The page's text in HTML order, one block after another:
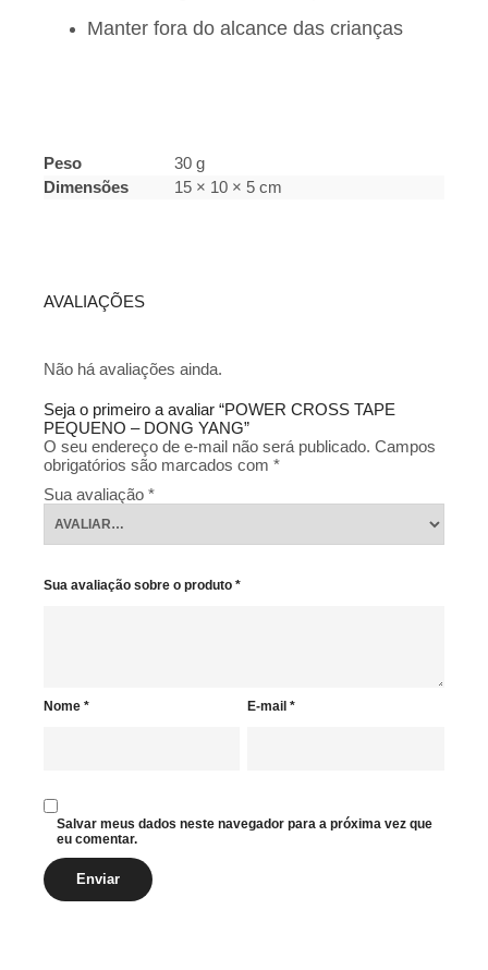
Manter fora do alcance das crianças
Peso
30 g
Dimensões
15 × 10 × 5 cm
AVALIAÇÕES
Não há avaliações ainda.
Seja o primeiro a avaliar “POWER CROSS TAPE
PEQUENO – DONG YANG”
O seu endereço de e-mail não será publicado. Campos
obrigatórios são marcados com *
Sua avaliação *
Sua avaliação sobre o produto *
Nome * E-mail*
Salvar meus dados neste navegador para a próxima vez que
eu comentar.